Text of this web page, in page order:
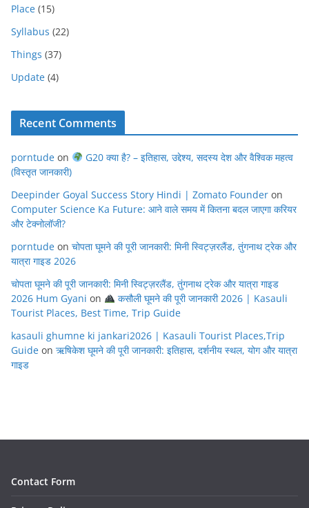
Place (15)
Syllabus (22)
Things (37)
Update (4)
Recent Comments
porntude on
G20 क्या है? – इतिहास, उद्देश्य, सदस्य देश और वैश्विक महत्व
(विस्तृत जानकारी)
Deepinder Goyal Success Story Hindi | Zomato Founder on
Computer Science Ka Future: आने वाले समय में कितना बदल जाएगा करियर
और टेक्नोलॉजी?
porntude on चोपता घूमने की पूरी जानकारी: मिनी स्विट्ज़रलैंड, तुंगनाथ ट्रेक और
यात्रा गाइड 2026
चोपता घूमने की पूरी जानकारी: मिनी स्विट्ज़रलैंड, तुंगनाथ ट्रेक और यात्रा गाइड
2026 Hum Gyani on
कसौली घूमने की पूरी जानकारी 2026 | Kasauli
Tourist Places, Best Time, Trip Guide
kasauli ghumne ki jankari2026 | Kasauli Tourist Places,Trip
Guide on ऋषिकेश घूमने की पूरी जानकारी: इतिहास, दर्शनीय स्थल, योग और यात्रा
गाइड
Contact Form